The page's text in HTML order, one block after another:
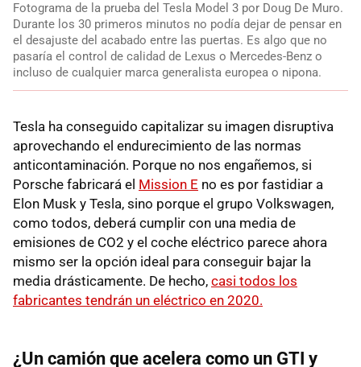
Fotograma de la prueba del Tesla Model 3 por Doug De Muro.
Durante los 30 primeros minutos no podía dejar de pensar en
el desajuste del acabado entre las puertas. Es algo que no
pasaría el control de calidad de Lexus o Mercedes-Benz o
incluso de cualquier marca generalista europea o nipona.
Tesla ha conseguido capitalizar su imagen disruptiva
aprovechando el endurecimiento de las normas
anticontaminación. Porque no nos engañemos, si
Porsche fabricará el Mission E no es por fastidiar a
Elon Musk y Tesla, sino porque el grupo Volkswagen,
como todos, deberá cumplir con una media de
emisiones de CO2 y el coche eléctrico parece ahora
mismo ser la opción ideal para conseguir bajar la
media drásticamente. De hecho, casi todos los
fabricantes tendrán un eléctrico en 2020.
¿Un camión que acelera como un GTI y